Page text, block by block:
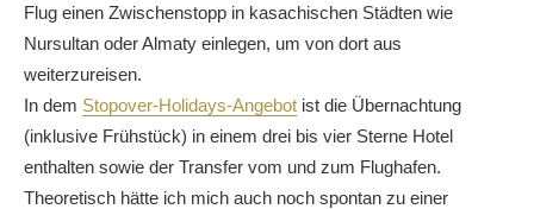
Flug einen Zwischenstopp in kasachischen Städten wie
Nursultan oder Almaty einlegen, um von dort aus
weiterzureisen.
In dem Stopover-Holidays-Angebot ist die Übernachtung
(inklusive Frühstück) in einem drei bis vier Sterne Hotel
enthalten sowie der Transfer vom und zum Flughafen.
Theoretisch hätte ich mich auch noch spontan zu einer